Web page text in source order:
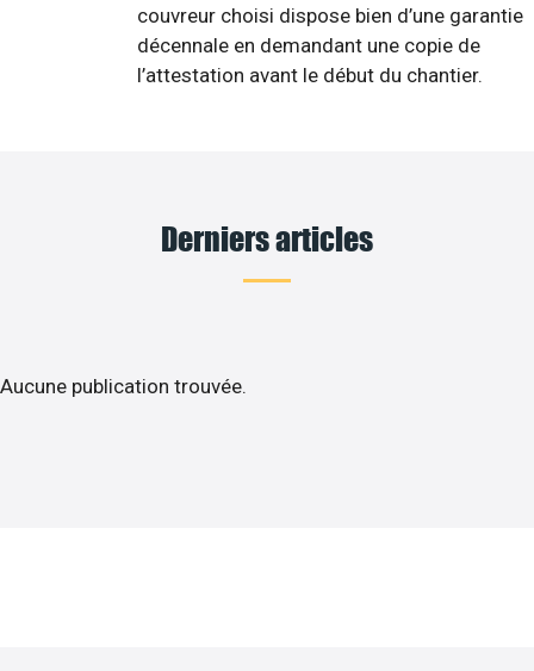
couvreur choisi dispose bien d’une garantie
décennale en demandant une copie de
l’attestation avant le début du chantier.
Derniers articles
Aucune publication trouvée.